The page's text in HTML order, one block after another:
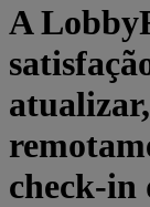
A
check-in